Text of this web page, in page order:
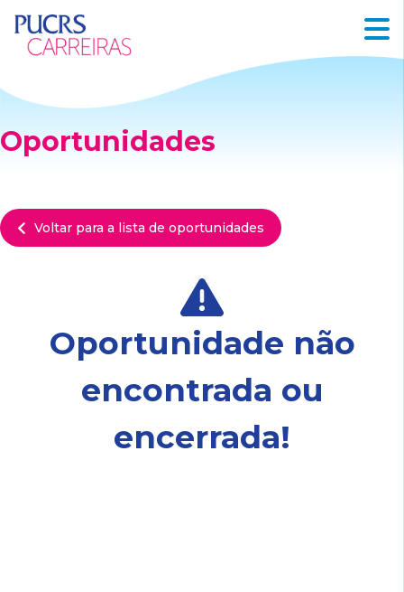
Oportunidades
Voltar para a lista de oportunidades
Oportunidade não
encontrada ou
encerrada!